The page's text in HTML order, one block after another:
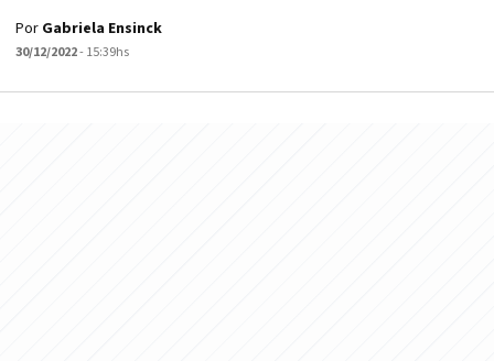
Por Gabriela Ensinck
30/12/2022- 15:39hs